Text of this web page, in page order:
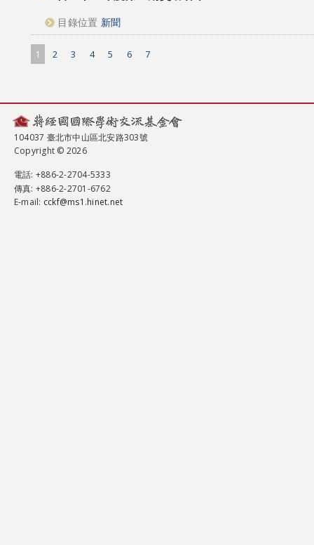
目錄位置 新聞
1 2 3 4 5 6 7
104037 臺北市中山區北安路303號
Copyright © 2026
電話: +886-2-2704-5333
傳真: +886-2-2701-6762
E-mail: cckf@ms1.hinet.net